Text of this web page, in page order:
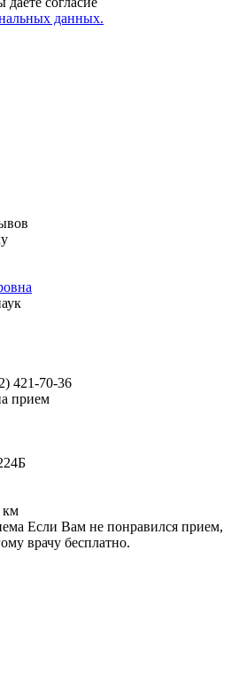
данных.
421-70-36
прием
км
Если Вам не понравился прием,
врачу бесплатно.